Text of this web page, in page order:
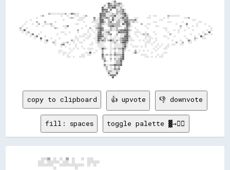
                                                                                            ░░▓▓
                                                                                      ░░██▒▒░░▒▒▒▒▓▓▒▒
                                                                                    ▒▒  ▓▓▓▓▒▒▓▓▒▒▒▒░░░░
                                                                                  ██░░░░▓▓▒▒████░░░░▒▒
                                                                                  ██▓▓▓▓  ▓▓    ▒▒░░▒▒▓▓░░
                                                                                  ▓▓▒▒▓▓▒▒░░    ▒▒▒▒▒▒▓▓░░
                              ▒▒░░░░░░░░░░░░░░▒▒  ░░▓▓▒▒░░░░                    ██▓▓▓▓░░░░░░▒▒░░▒▒░░▒▒▓▓██░░
                      ░░▒▒                ░░    ░░      ░░░░    ░░▒▒            ██▓▓▓▓░░░░▒▒▒▒██░░░░░░▒▒██▒▒                    ░░  ░░░░          ▒▒░░░░░░░░░░
                  ░░                              ░░▒▒░░    ░░░░░░        ▓▓  ░░██▒▒▒▒▓▓▒▒  ▓▓░░░░░░▒▒██▒▒▓▓      ░░░░        ░░░░            ░░  ░░              ░░░░▒▒
            ░░                              ░░            ░░░░░░          ▒▒░░░░████░░  ▒▒░░██░░░░▒▒░░▒▒▓▓▓▓▒▒▒▒▒▒▓▓                      ░░░░                            ░░░░
        ░░        ▒▒      ▒▒        ░░                          ░░      ░░░░░░░░████▒▒  ▒▒▓▓░░  ▒▒▒▒░░░░████▒▒░░▒▒░░░░              ░░░░          ░░░░          ░░              ░░░░
      ░░      ░░    ▒▒    ░░░░░░▒▒                      ░░░░                ░░▒▒▓▓▒▒░░░░▒▒▒▒▒▒▒▒▒▒▒▒  ██▒▒██▓▓          ▒▒    ░░░░                        ░░        ▓▓        ░░      ░░
    ░░            ░░    ░░      ░░░░        ░░░░▓▓                ░░      ░░░░▒▒▓▓░░    ▒▒▓▓██▒▒▒▒▒▒░░  ░░██▒▒░░            ░░        ░░░░                    ▒▒    ░░    ░░  ░░          ░░
  ▒▒    ░░                          ▒▒░░      ░░              ░░      ▒▒    ▒▒▓▓██▓▓      ▒▒░░░░▒▒      ▒▒▓▓░░    ░░          ░░              ░░░░            ░░      ░░                    ░░
  ░░░░██                                                  ▒▒        ░░  ░░  ░░▒▒██▓▓░░░░░░▒▒░░░░▒▒▒▒▓▓▓▓████▒▒░░    ░░                          ░░      ░░  ░░    ░░      ░░            ░░  ░░
    ░░  ░░▒▒          ░░                  ░░░░    ░░      ░░        ░░    ░░  ▓▓██░░░░▒▒▓▓      ░░██▓▓▓▓▓▓██░░    ░░░░░░    ░░      ░░            ░░        ░░                      ░░    ██
        ░░  ░░▓▓    ░░                ░░      ░░                ░░░░  ░░    ░░▓▓██▒▒░░░░▒▒▓▓    ▒▒  ░░░░▒▒██░░    ░░    ░░▒▒░░▒▒      ░░            ▒▒                  ░░      ░░    ▒▒░░  ░░
            ░░  ░░▓▓      ░░                            ░░  ░░░░░░  ░░░░    ░░████▓▓░░░░  ░░  ░░░░  ░░░░████▒▒      ░░      ░░░░░░            ░░░░      ░░        ░░        ░░    ██░░
                ░░    ██        ░░      ░░              ░░░░      ░░░░    ░░░░██▓▓░░▒▒░░  ░░░░░░  ░░▒▒▓▓▓▓██░░░░            ░░  ░░░░  ░░          ░░                ░░      ▒▒░░    ░░░░
                      ░░  ░░▓▓      ░░              ▒▒░░  ░░    ░░          ░░██▒▒▓▓▒▒░░▒▒██▒▒░░▒▒░░▒▒▓▓████░░░░░░    ░░  ░░  ░░░░    ░░              ░░      ░░      ▓▓░░  ░░
                          ░░░░    ▒▒░░      ░░░░▒▒    ░░    ░░░░        ░░  ░░▒▒░░░░░░    ░░░░▒▒░░  ▒▒████▒▒                ░░░░░░  ░░                    ▒▒    ▒▒    ░░░░
                                    ░░    ▒▒▓▓    ░░    ░░            ░░░░    ░░░░░░      ░░  ░░░░░░░░▒▒▓▓░░  ░░            ░░    ░░    ░░  ░░    ░░  ░░░░    ░░░░
                                          ░░  ░░        ░░    ░░              ░░░░░░░░    ░░  ░░░░░░░░▒▒██░░    ░░░░░░  ░░  ░░        ░░  ░░    ░░░░
                                                  ░░  ░░  ░░    ░░  ░░░░░░      ░░██▒▒░░  ░░░░▒▒░░▒▒▒▒██▒▒                          ░░  ░░    ░░░░
                                        ░░░░        ░░                ░░    ░░    ▒▒      ░░  ░░  ░░░░▓▓░░  ░░    ▒▒  ░░  ░░  ░░      ░░
                                        ░░  ░░░░  ░░              ░░░░██  ░░      ▒▒      ░░  ▒▒░░░░░░▓▓        ░░▓▓░░            ░░          ░░░░
                                            ░░  ░░            ░░░░  ░░░░          ██░░▒▒░░▒▒░░▓▓▒▒▒▒▒▒██                ░░░░░░          ░░  ░░
                                                ░░░░  ░░    ░░░░░░                ▓▓░░    ░░  ░░░░░░▒▒██                    ░░░░  ░░  ░░  ░░░░
                                                                                  ▒▒▒▒    ▒▒  ▒▒░░▒▒▓▓██
                                                                                    ▓▓░░  ░░  ░░▒▒▒▒██░░
                                                                                    ░░        ░░▒▒▒▒▓▓
                                                                                    ▓▓░░░░▒▒▒▒██▓▓▓▓██
                                                                                      ▒▒  ░░░░▓▓▒▒▓▓
                                                                                        ▓▓░░░░░░██
                                                                                        ░░▓▓▓▓▓▓░░
copy to clipboard 👍 upvote 👎 downvote
fill: spaces toggle palette ▓→✊🏽
    ░░░░▒▒  ░░  ░░  ▒▒  ░░    ░░  ░░░░
  ░░░░  ░░░░░░░░  ░░░░  ░░        ░░░░░░░░
  ░░░░░░░░░░    ░░░░░░░░░░░░░░░░  ░░  ░░
            ░░            ░░